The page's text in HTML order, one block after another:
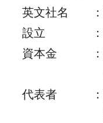
英文社名
：
設立
：
資本金
：
代表者
：